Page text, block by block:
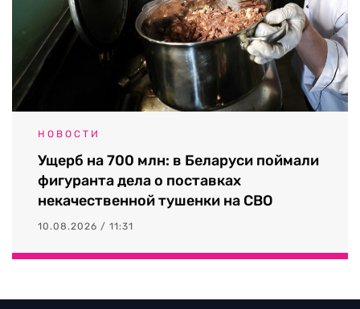
НОВОСТИ
Ущерб на 700 млн: в Беларуси поймали
фигуранта дела о поставках
некачественной тушенки на СВО
10.08.2026 / 11:31